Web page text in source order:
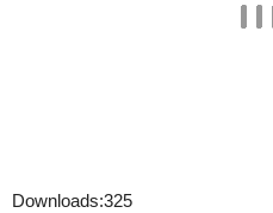
Downloads:325